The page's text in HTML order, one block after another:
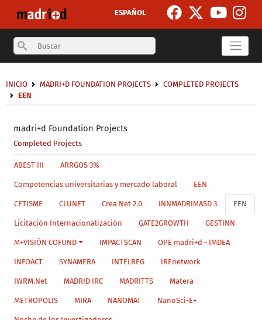
ESPAÑOL
Search
madri+d Foundation Projects
Completed Projects
Breadcrumb
INICIO MADRI+D FOUNDATION PROJECTS
COMPLETED PROJECTS
EEN
Main menu level 4
ABEST III ARRGOS 3%
Competencias universitarias y mercado laboral EEN
CETISME CLUNET Crea Net 2.0 INNMADRIMASD 3 EEN
Licitación Internacionalización GATE2GROWTH GESTINN
M+VISIÓN COFUND IMPACTSCAN OPE madri+d - IMDEA
INFOACT SYNAMERA INTELREG IREnetwork
IWRM.Net MADRID IRC MADRITTS Matera
METROPOLIS MIRA NANOMAT NanoSci-E+